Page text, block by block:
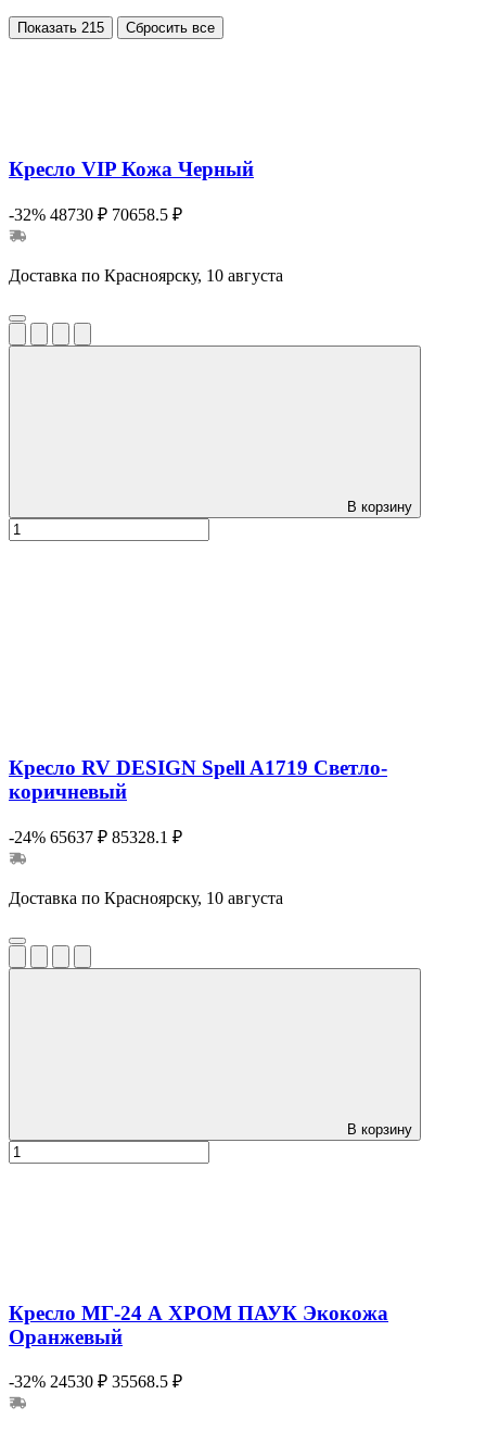
Показать 215 Сбросить все
Кресло VIP Кожа Черный
-32% 48730 ₽ 70658.5 ₽
Доставка по Красноярску, 10 августа
В корзину
Кресло RV DESIGN Spell A1719 Светло-
коричневый
-24% 65637 ₽ 85328.1 ₽
Доставка по Красноярску, 10 августа
В корзину
Кресло МГ-24 А ХРОМ ПАУК Экокожа
Оранжевый
-32% 24530 ₽ 35568.5 ₽